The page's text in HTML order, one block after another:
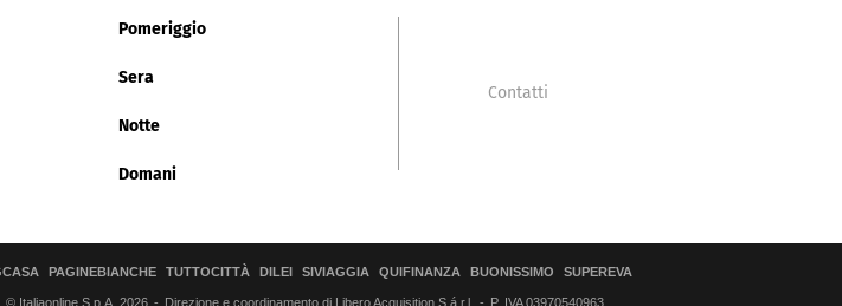
Pomeriggio
Sera
Notte
Domani
Contatti
PAGINEBIANCHE TUTTOCITTÀ DILEI SIVIAGGIA QUIFINANZA BUONISSIMO SUPEREVA
© Italiaonline S.p.A. 2026 Direzione e coordinamento di Libero Acquisition S.á r.l. P. IVA 03970540963